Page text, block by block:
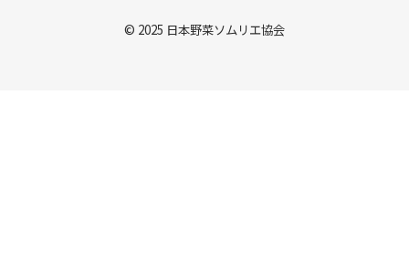
© 2025 日本野菜ソムリエ協会